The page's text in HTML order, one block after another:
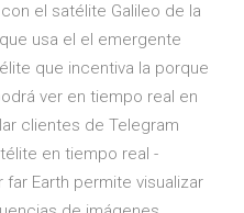
el satélite Galileo de la
usa el el emergente
que incentiva la porque
ver en tiempo real en
clientes de Telegram
en tiempo real -
far Earth permite visualizar